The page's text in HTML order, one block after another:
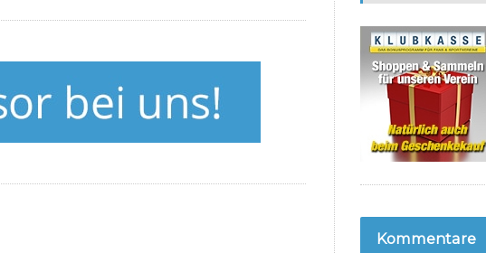
Kommentare